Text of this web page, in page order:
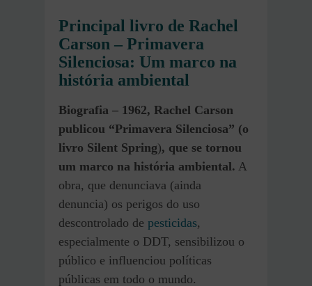
Principal livro de Rachel
Carson – Primavera
Silenciosa: Um marco na
história ambiental
Biografia – 1962, Rachel Carson
publicou “Primavera Silenciosa” (o
livro Silent Spring), que se tornou
um marco na história ambiental. A
obra, que denunciava (ainda
denuncia) os perigos do uso
descontrolado de pesticidas,
especialmente o DDT, sensibilizou o
público e influenciou políticas
públicas em todo o mundo.